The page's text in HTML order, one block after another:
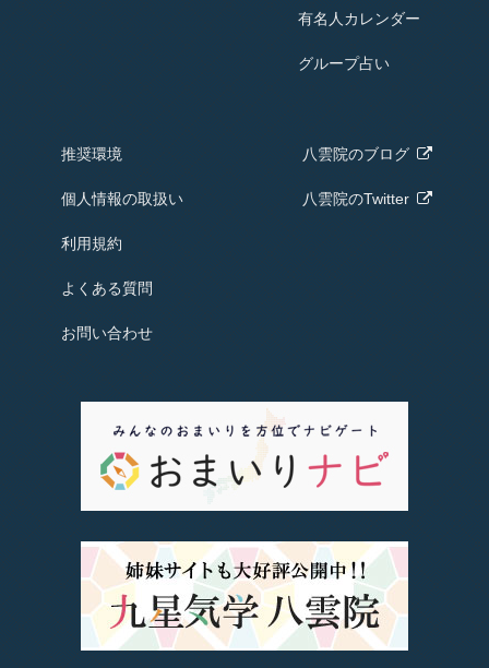
有名人 カレンダー
グループ占い
推奨環境
個人情報の取扱い
利用規約
よくある質問
お問い合わせ
八雲院のブログ
八雲院のTwitter